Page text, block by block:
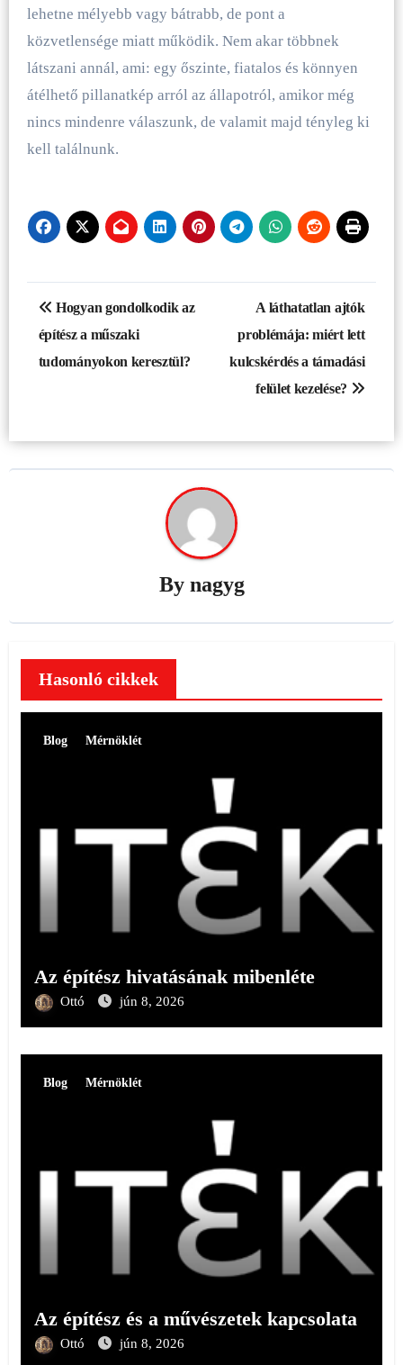
lehetne mélyebb vagy bátrabb, de pont a
közvetlensége miatt működik. Nem akar többnek
látszani annál, ami: egy őszinte, fiatalos és könnyen
átélhető pillanatkép arról az állapotról, amikor még
nincs mindenre válaszunk, de valamit majd tényleg ki
kell találnunk.
Bejegyzés
navigáció
Hogyan gondolkodik az
építész a műszaki
tudományokon keresztül?
A láthatatlan ajtók
problémája: miért lett
kulcskérdés a támadási
felület kezelése?
By nagyg
Hasonló cikkek
Blog Mérnöklét
Az építész hivatásának mibenléte
Ottó jún 8, 2026
Blog Mérnöklét
Az építész és a művészetek kapcsolata
Ottó jún 8, 2026